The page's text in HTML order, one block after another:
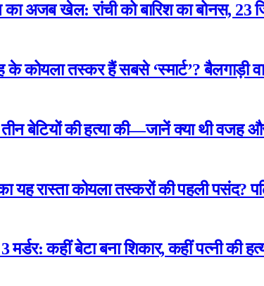
अजब खेल: रांची को बारिश का बोनस, 23
के कोयला तस्कर हैं सबसे ‘स्मार्ट’?
तीन बेटियों की हत्या की—जानें क्या थी वजह
का यह रास्ता कोयला तस्करों की पहली पसंद?
कहीं बेटा बना शिकार, कहीं पत्नी की